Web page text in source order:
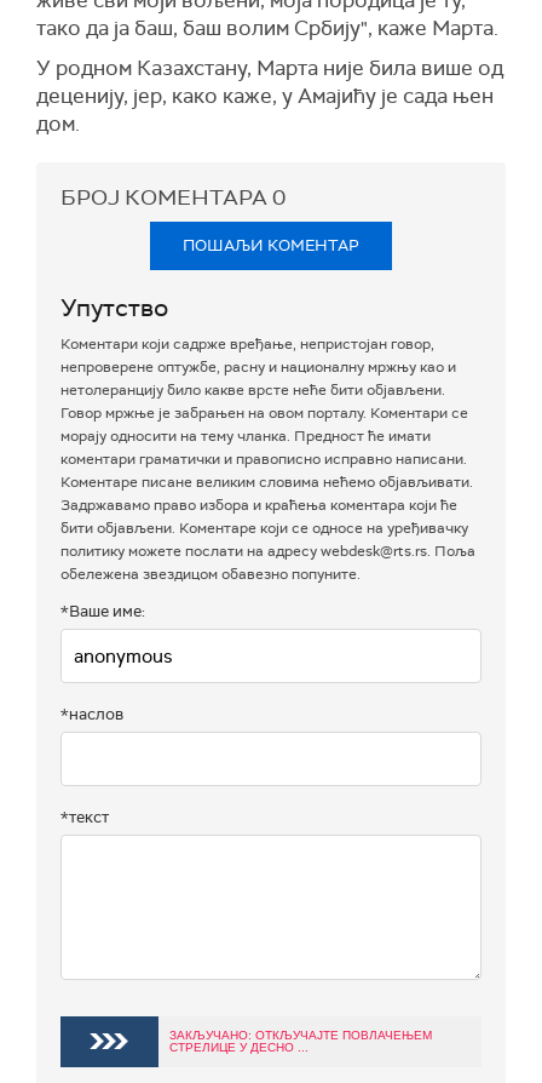
тако да ја баш, баш волим Србију", каже Марта.
У родном Казахстану, Марта није била више од
деценију, јер, како каже, у Амајићу је сада њен
дом.
БРОЈ КОМЕНТАРА0
ПОШАЉИ КОМЕНТАР
Упутство
Коментари који садрже вређање, непристојан говор,
непроверене оптужбе, расну и националну мржњу као и
нетолеранцију било какве врсте неће бити објављени.
Говор мржње је забрањен на овом порталу. Коментари се
морају односити на тему чланка. Предност ће имати
коментари граматички и правописно исправно написани.
Коментаре писане великим словима нећемо објављивати.
Задржавамо право избора и краћења коментара који ће
бити објављени. Коментаре који се односе на уређивачку
политику можете послати на адресу webdesk@rts.rs. Поља
обележена звездицом обавезно попуните.
*Ваше име:
*наслов
*текст
ЗАКЉУЧАНО: ОТКЉУЧАЈТЕ ПОВЛАЧЕЊЕМ
СТРЕЛИЦЕ У ДЕСНО ...